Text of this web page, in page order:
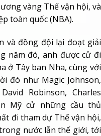
vàng Thế vận hội, và
toàn quốc (NBA).
và đồng đội lại đoạt giải
năm đó, anh được cử đi
ở Tây ban Nha, cùng với
đó như Magic Johnson,
David Robinson,Charles
Mỹ cử những cầu thủ
đi tham dự Thế vận hội,
nước lẫn thế giới, tới